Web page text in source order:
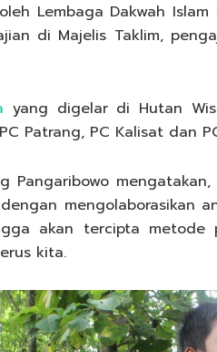
Lembaga Dakwah Islam
di Majelis Taklim,
yang digelar di Hutan
Patrang, PC Kalisat dan
Pangaribowo
mengolaborasikan
akan tercipta
kita.